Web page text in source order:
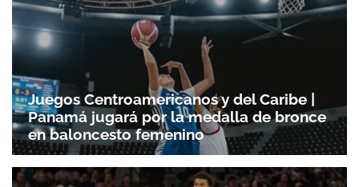
Juegos Centroamericanos y del Caribe |
Panamá jugará por la medalla de bronce
en baloncesto femenino